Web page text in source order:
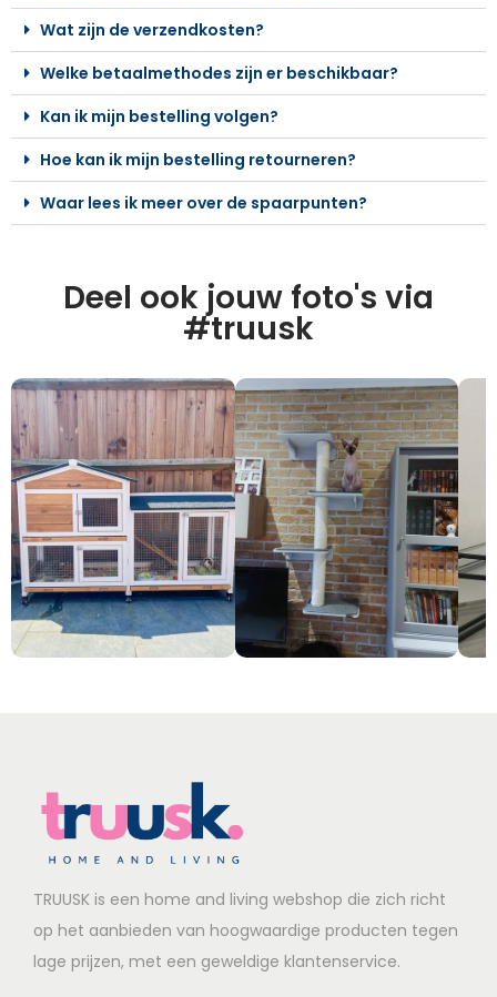
Wat zijn de verzendkosten?
Welke betaalmethodes zijn er beschikbaar?
Kan ik mijn bestelling volgen?
Hoe kan ik mijn bestelling retourneren?
Waar lees ik meer over de spaarpunten?
Deel ook jouw foto's via
#truusk
TRUUSK is een home and living webshop die zich richt
op het aanbieden van hoogwaardige producten tegen
lage prijzen, met een geweldige klantenservice.